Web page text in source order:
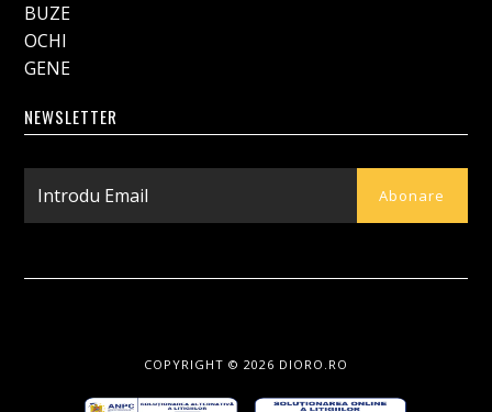
BUZE
OCHI
GENE
NEWSLETTER
COPYRIGHT © 2026 DIORO.RO